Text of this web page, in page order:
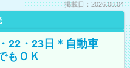
掲載日：2026.08.04
22・23日＊自動車
もＯＫ